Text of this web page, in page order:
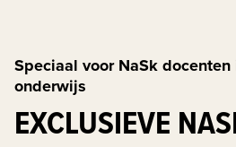
Speciaal voor NaSk
onderwijs
EXCLUSIEVE